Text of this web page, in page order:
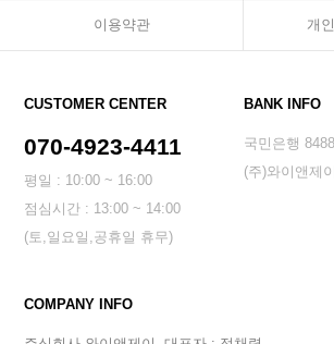
이용약관 개
CUSTOMER CENTER
070-4923-4411
평일 : 10:00 ~ 16:00
점심시간 : 13:00 ~ 14:00
(토,일요일,공휴일 휴무)
BANK INFO
국민은행
(주)와이앤제이
COMPANY INFO